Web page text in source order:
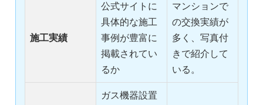
施工実績
公式サイトに
具体的な施工
事例が豊富に
掲載されてい
るか
マンションで
の交換実績が
多く、写真付
きで紹介して
いる。
ガス機器設置